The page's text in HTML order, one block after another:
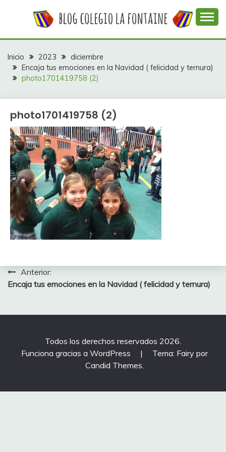
COLEGIO LA
FONTAINE
colegio La Fontaine
Inicio 2023
diciembre
Encaja tus emociones en la Navidad ( felicidad y ternura)
photo1701419758 (2)
photo1701419758 (2)
Navegación
de
entradas
Anterior:
Encaja tus emociones en la Navidad ( felicidad y ternura)
Todos los derechos reservados 2026.
Funciona gracias a WordPress
|
Tema: Fairy por
Candid Themes